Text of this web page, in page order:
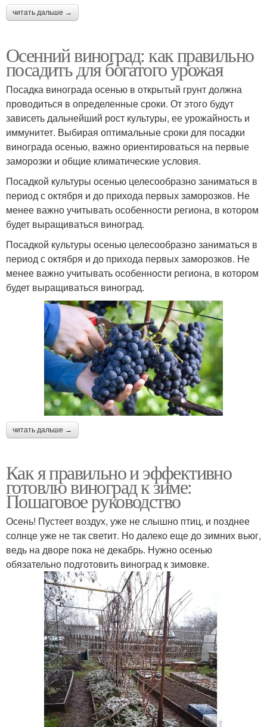
читать дальше →
Осенний виноград: как правильно
посадить для богатого урожая
Посадка винограда осенью в открытый грунт должна
проводиться в определенные сроки. От этого будут
зависеть дальнейший рост культуры, ее урожайность и
иммунитет. Выбирая оптимальные сроки для посадки
винограда осенью, важно ориентироваться на первые
заморозки и общие климатические условия.
Посадкой культуры осенью целесообразно заниматься в
период с октября и до прихода первых заморозков. Не
менее важно учитывать особенности региона, в котором
будет выращиваться виноград.
Посадкой культуры осенью целесообразно заниматься в
период с октября и до прихода первых заморозков. Не
менее важно учитывать особенности региона, в котором
будет выращиваться виноград.
читать дальше →
Как я правильно и эффективно
готовлю виноград к зиме:
Пошаговое руководство
Осень! Пустеет воздух, уже не слышно птиц, и позднее
солнце уже не так светит. Но далеко еще до зимних вьюг,
ведь на дворе пока не декабрь. Нужно осенью
обязательно подготовить виноград к зимовке.